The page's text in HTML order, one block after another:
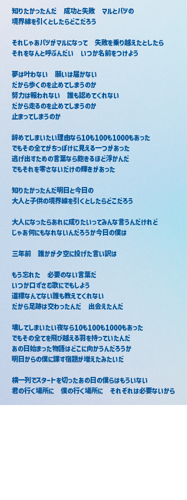
知りたかったんだ　成功と失敗　マルとバツの
境界線を引くとしたらどこだろう
それじゃあバツがマルになって　失敗を乗り越えたとしたら
それをなんと呼ぶんだい　いつか名前をつけよう
夢は叶わない　願いは届かない
だから歩くのを止めてしまうのか
努力は報われない　誰も認めてくれない
だから走るのを止めてしまうのか
止まってしまうのか
辞めてしまいたい理由なら10も100も1000もあった
でもその全てがちっぽけに見える一つがあった
逃げ出すための言葉なら飽きるほど浮かんだ
でもそれを零さないだけの輝きがあった
知りたかったんだ明日と今日の
大人と子供の境界線を引くとしたらどこだろう
大人になったらあれに成りたいってみんな言うんだけれど
じゃあ何にもなれないんだろうか今日の僕は
三年前　誰かが夕空に投げた言い訳は
もう忘れた　必要のない言葉だ
いつか口ずさむ歌にでもしよう
道標なんてない誰も教えてくれない
だから足跡は交わったんだ　出会えたんだ
壊してしまいたい夜なら10も100も1000もあった
でもその全てを飛び越える羽を持っていたんだ
あの日始まった物語はどこに向かうんだろうか
明日からの僕に課す宿題が増えたみたいだ
横一列でスタートを切ったあの日の僕らはもういない
君の行く場所に　僕の行く場所に　それぞれは必要ないから